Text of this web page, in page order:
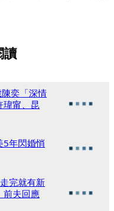
讀
奕「深情
甯、昆
5年閃婚悄
完就有新
夫回應